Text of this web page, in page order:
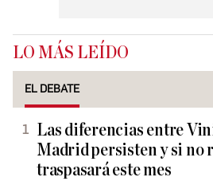
LO MÁS LEÍDO
EL DEBATE
Las diferencias entre
Madrid persisten y si no
traspasará este mes